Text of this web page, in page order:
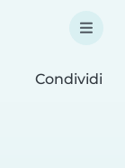
Condividi